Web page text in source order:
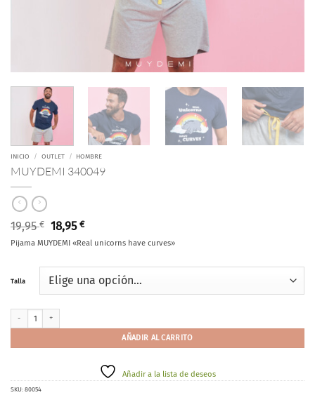
INICIO / OUTLET / HOMBRE
MUYDEMI 340049
19,95€ El
precio
original
19,95 €.
18,95€El
precio
actual
18,95 €.
Pijama MUYDEMI «Real unicorns have curves»
Talla
AÑADIR AL CARRITO
Añadir a la lista de deseos
SKU: 80054